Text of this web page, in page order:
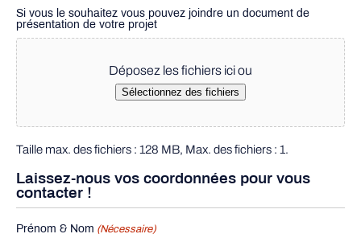
Si vous le souhaitez vous pouvez joindre un document de
présentation de votre projet
Déposez les fichiers ici ou
Sélectionnez des fichiers
Taille max. des fichiers : 128 MB, Max. des fichiers : 1.
Laissez-nous vos coordonnées pour vous
contacter !
Prénom & Nom (Nécessaire)